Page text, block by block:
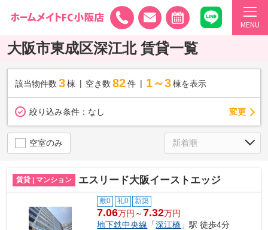
MENU
大阪市東成区深江北 賃貸一覧
該当物件数 3棟 空き数 82 件 1～3 棟を表示
絞り込み条件： なし 変更
空室のみ
賃貸 | マンション エスリード大阪イーストエッジ
敷0 礼0 新築
7.06万円～7.32万円
地下鉄中央線 「深江橋 」駅 徒歩4分